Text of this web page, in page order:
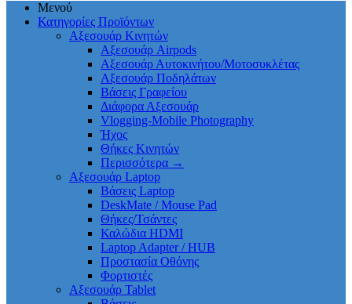
Μενού
Κατηγορίες Προϊόντων
Αξεσουάρ Κινητών
Αξεσουάρ Airpods
Αξεσουάρ Αυτοκινήτου/Μοτοσυκλέτας
Αξεσουάρ Ποδηλάτων
Βάσεις Γραφείου
Διάφορα Αξεσουάρ
Vlogging-Mobile Photography
Ήχος
Θήκες Κινητών
Περισσότερα →
Αξεσουάρ Laptop
Βάσεις Laptop
DeskMate / Mouse Pad
Θήκες/Τσάντες
Καλώδια HDMI
Laptop Adapter / HUB
Προστασία Οθόνης
Φορτιστές
Αξεσουάρ Tablet